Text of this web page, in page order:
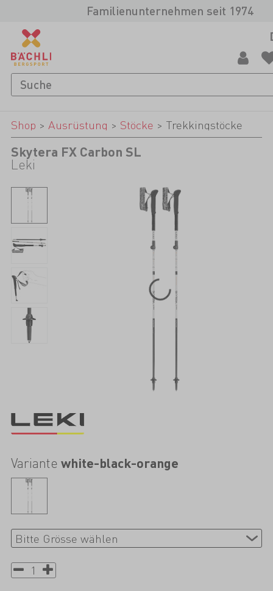
Familienunternehmen seit 1974
Shop > Ausrüstung > Stöcke > Trekkingstöcke
Skytera FX Carbon SL
Leki
Variante white-black-orange